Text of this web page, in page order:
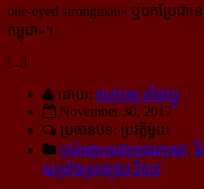
one-eyed strongman» ឬបកប្រែជា
កម្ពុជា»។
[...]
ដោយ: មនោរម្យ.អាំងហ្វូ
November 30, 2017
ប្រធានបទ: ប្រវត្តិមួយ
គ្រប់អត្ថបទជាខេមរភាសា, វិ
សម្រាំងស្រាវជ្រាវ វិភាគ